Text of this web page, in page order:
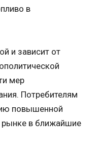
в
и зависит от
мер
Потребителям
повышенной
рынке в ближайшие